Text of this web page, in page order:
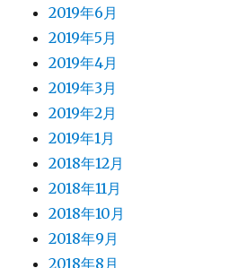
2019年6月
2019年5月
2019年4月
2019年3月
2019年2月
2019年1月
2018年12月
2018年11月
2018年10月
2018年9月
2018年8月